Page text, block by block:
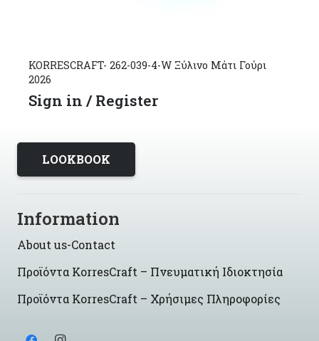
KORRESCRAFT- 262-039-4-W Ξύλινo Μάτι Γούρι
2026
Sign in / Register
LOOKBOOK
Information
About us-Contact
Προϊόντα KorresCraft – Πνευματική Ιδιοκτησία
Προϊόντα KorresCraft – Χρήσιμες Πληροφορίες